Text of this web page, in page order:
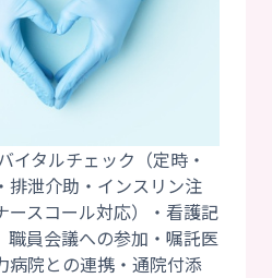
タルチェック（定時・
排泄介助・インスリン注
ースコール対応）・看護記
職員会議への参加・嘱託医
病院との連携・通院付添